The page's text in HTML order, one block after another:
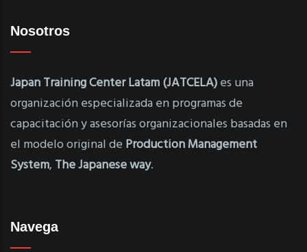
Nosotros
Japan Training Center Latam (JATCELA)es una
organización especializada en programas de
capacitación y asesorías organizacionales basadas en
el modelo original de Production Management
System,The Japanese way.
Navega